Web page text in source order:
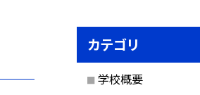
カテゴリ
学校概要